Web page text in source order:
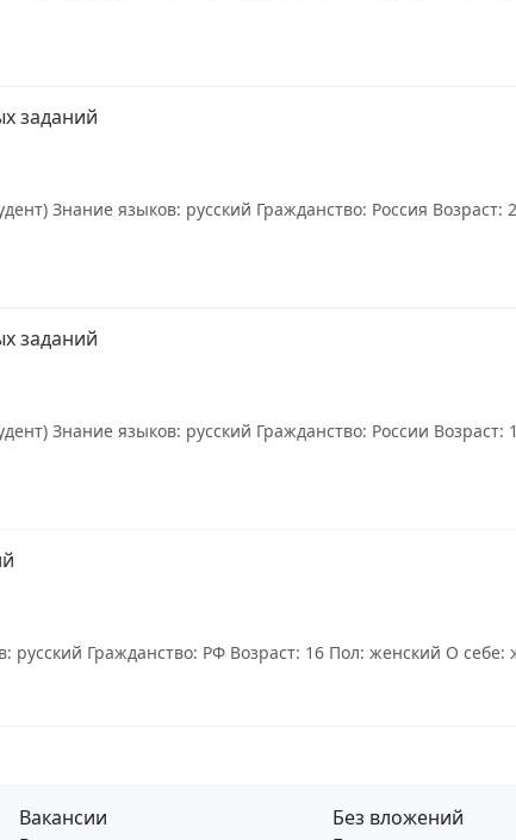
заданий
Знание языков: русский Гражданство: Россия
заданий
Знание языков: русский Гражданство: России
русский Гражданство: РФ Возраст: 16 Пол: женский О себе:
Вакансии
Без вложений